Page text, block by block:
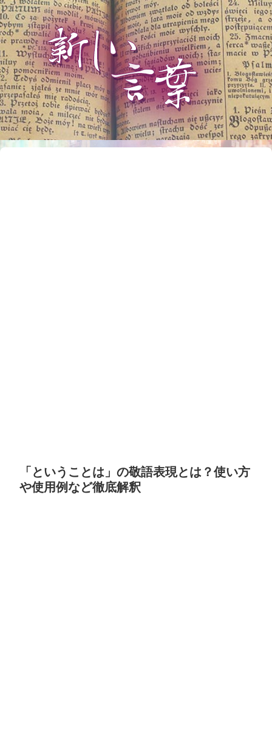
「ということは」の敬語表現とは？使い方
や使用例など徹底解釈